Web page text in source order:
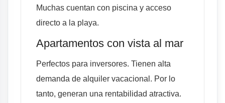
Muchas cuentan con piscina y acceso
directo a la playa.
Apartamentos con vista al mar
Perfectos para inversores. Tienen alta
demanda de alquiler vacacional. Por lo
tanto, generan una rentabilidad atractiva.